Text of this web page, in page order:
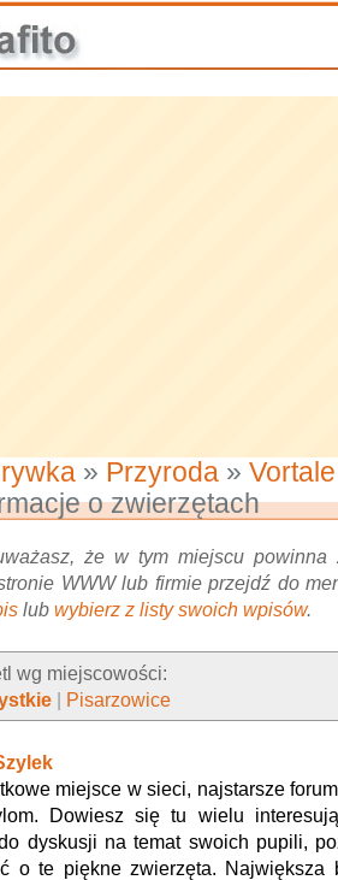
» Przyroda »
o zwierzętach
że w tym miejscu powinna
WWW lub firmie przejdź do
lub wybierz z listy swoich wpisów.
wg miejscowości:
| Pisarzowice
miejsce w sieci, najstarsze
Dowiesz się tu wielu
dyskusji na temat swoich pupili,
o te piękne zwierzęta. Największa